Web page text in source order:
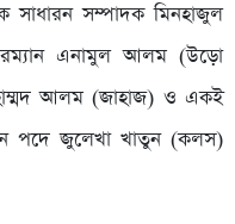
সম্পাদক মিনহাজুল
এনামুল আলম (উড়ো
আলম (জাহাজ) ও একই
পদে জুলেখা খাতুন (কলস)